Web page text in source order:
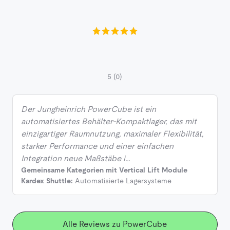
5 (0)
Der Jungheinrich PowerCube ist ein
automatisiertes Behälter-Kompaktlager, das mit
einzigartiger Raumnutzung, maximaler Flexibilität,
starker Performance und einer einfachen
Integration neue Maßstäbe i…
Gemeinsame Kategorien mit Vertical Lift Module
Kardex Shuttle: Automatisierte Lagersysteme
Alle Reviews zu PowerCube